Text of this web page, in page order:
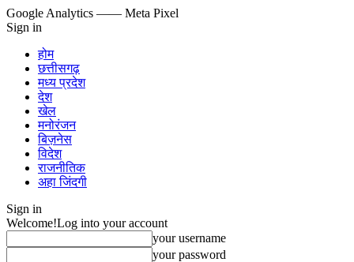
Google Analytics —— Meta Pixel
Sign in
होम
छत्तीसगढ़
मध्य प्रदेश
देश
खेल
मनोरंजन
बिज़नेस
विदेश
राजनीतिक
अहा जिंदगी
Sign in
Welcome!Log into your account
your username
your password